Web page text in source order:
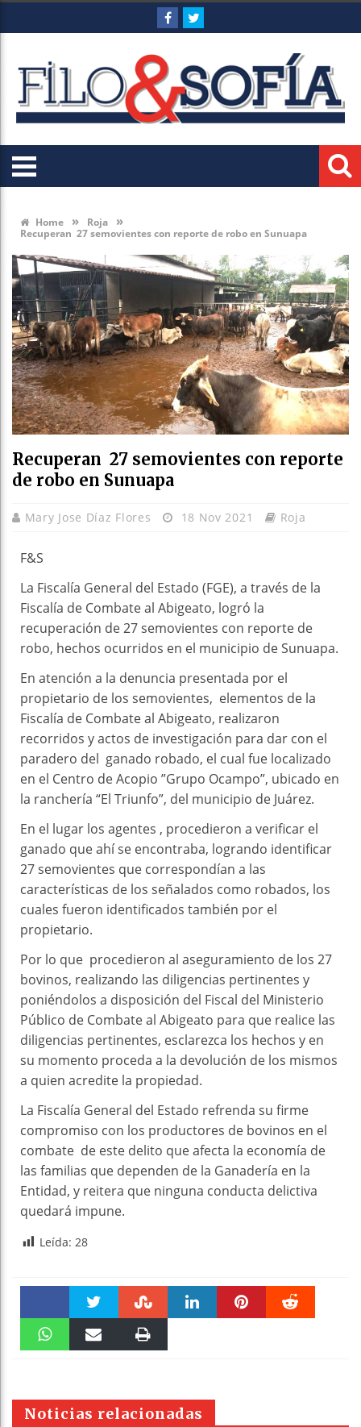
Home » Roja »
Recuperan 27 semovientes con reporte de robo en Sunuapa
Recuperan 27 semovientes con reporte
de robo en Sunuapa
Mary Jose Díaz Flores 18 Nov 2021 Roja
F&S
La Fiscalía General del Estado (FGE), a través de la
Fiscalía de Combate al Abigeato, logró la
recuperación de 27 semovientes con reporte de
robo, hechos ocurridos en el municipio de Sunuapa.
En atención a la denuncia presentada por el
propietario de los semovientes, elementos de la
Fiscalía de Combate al Abigeato, realizaron
recorridos y actos de investigación para dar con el
paradero del ganado robado, el cual fue localizado
en el Centro de Acopio ”Grupo Ocampo”, ubicado en
la ranchería “El Triunfo”, del municipio de Juárez.
En el lugar los agentes , procedieron a verificar el
ganado que ahí se encontraba, logrando identificar
27 semovientes que correspondían a las
características de los señalados como robados, los
cuales fueron identificados también por el
propietario.
Por lo que procedieron al aseguramiento de los 27
bovinos, realizando las diligencias pertinentes y
poniéndolos a disposición del Fiscal del Ministerio
Público de Combate al Abigeato para que realice las
diligencias pertinentes, esclarezca los hechos y en
su momento proceda a la devolución de los mismos
a quien acredite la propiedad.
La Fiscalía General del Estado refrenda su firme
compromiso con los productores de bovinos en el
combate de este delito que afecta la economía de
las familias que dependen de la Ganadería en la
Entidad, y reitera que ninguna conducta delictiva
quedará impune.
Leída: 28
Faceboo Twitter Stumble
pt
Noticias relacionadas